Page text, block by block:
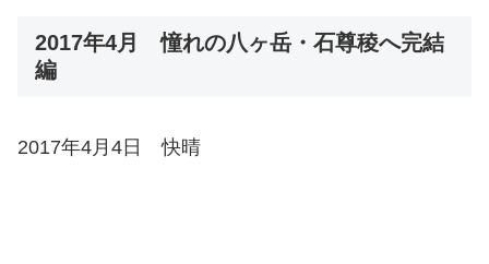
2017年4月 憧れの八ヶ岳・石尊稜へ完結
編
2017年4月4日 快晴